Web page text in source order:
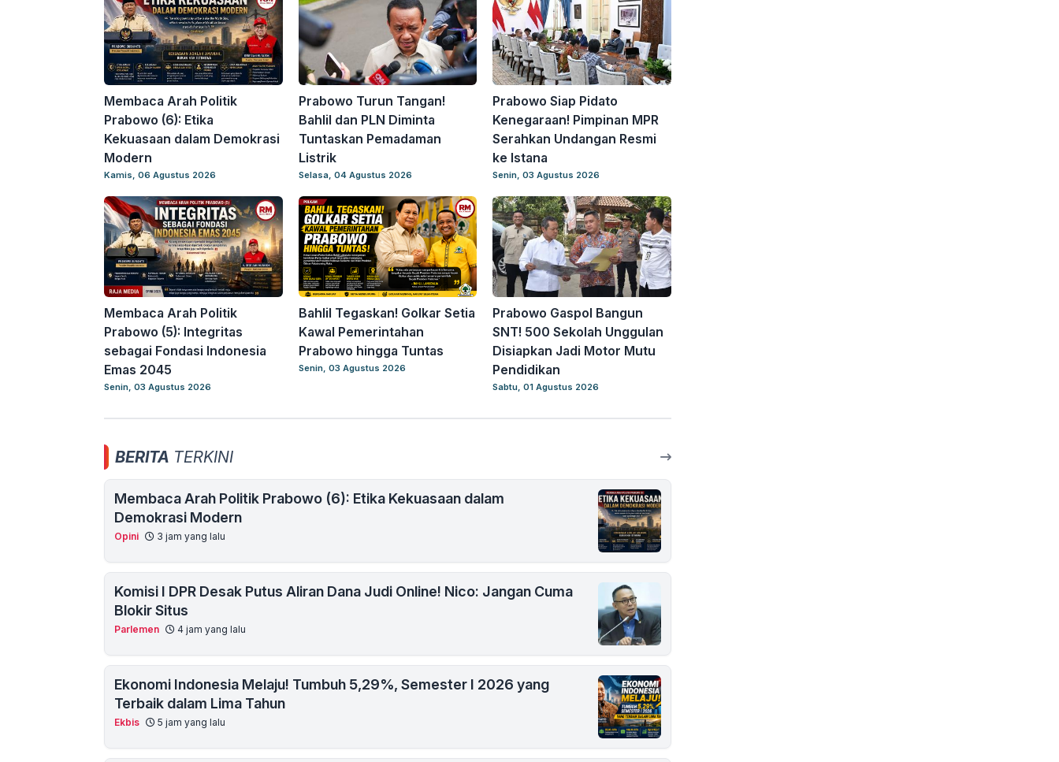
Membaca Arah Politik
Prabowo (6): Etika
Kekuasaan dalam Demokrasi
Modern
Kamis, 06 Agustus 2026
Prabowo Turun Tangan!
Bahlil dan PLN Diminta
Tuntaskan Pemadaman
Listrik
Selasa, 04 Agustus 2026
Prabowo Siap Pidato
Kenegaraan! Pimpinan MPR
Serahkan Undangan Resmi
ke Istana
Senin, 03 Agustus 2026
Membaca Arah Politik
Prabowo (5): Integritas
sebagai Fondasi Indonesia
Emas 2045
Senin, 03 Agustus 2026
Bahlil Tegaskan! Golkar Setia
Kawal Pemerintahan
Prabowo hingga Tuntas
Senin, 03 Agustus 2026
Prabowo Gaspol Bangun
SNT! 500 Sekolah Unggulan
Disiapkan Jadi Motor Mutu
Pendidikan
Sabtu, 01 Agustus 2026
BERITA TERKINI
Membaca Arah Politik Prabowo (6): Etika Kekuasaan dalam
Demokrasi Modern
Opini 3 jam yang lalu
Komisi I DPR Desak Putus Aliran Dana Judi Online! Nico: Jangan Cuma
Blokir Situs
Parlemen 4 jam yang lalu
Ekonomi Indonesia Melaju! Tumbuh 5,29%, Semester I 2026 yang
Terbaik dalam Lima Tahun
Ekbis 5 jam yang lalu